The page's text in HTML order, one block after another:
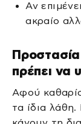
Αν
ακραίο
πρέπει να
Αφού
τα ίδια